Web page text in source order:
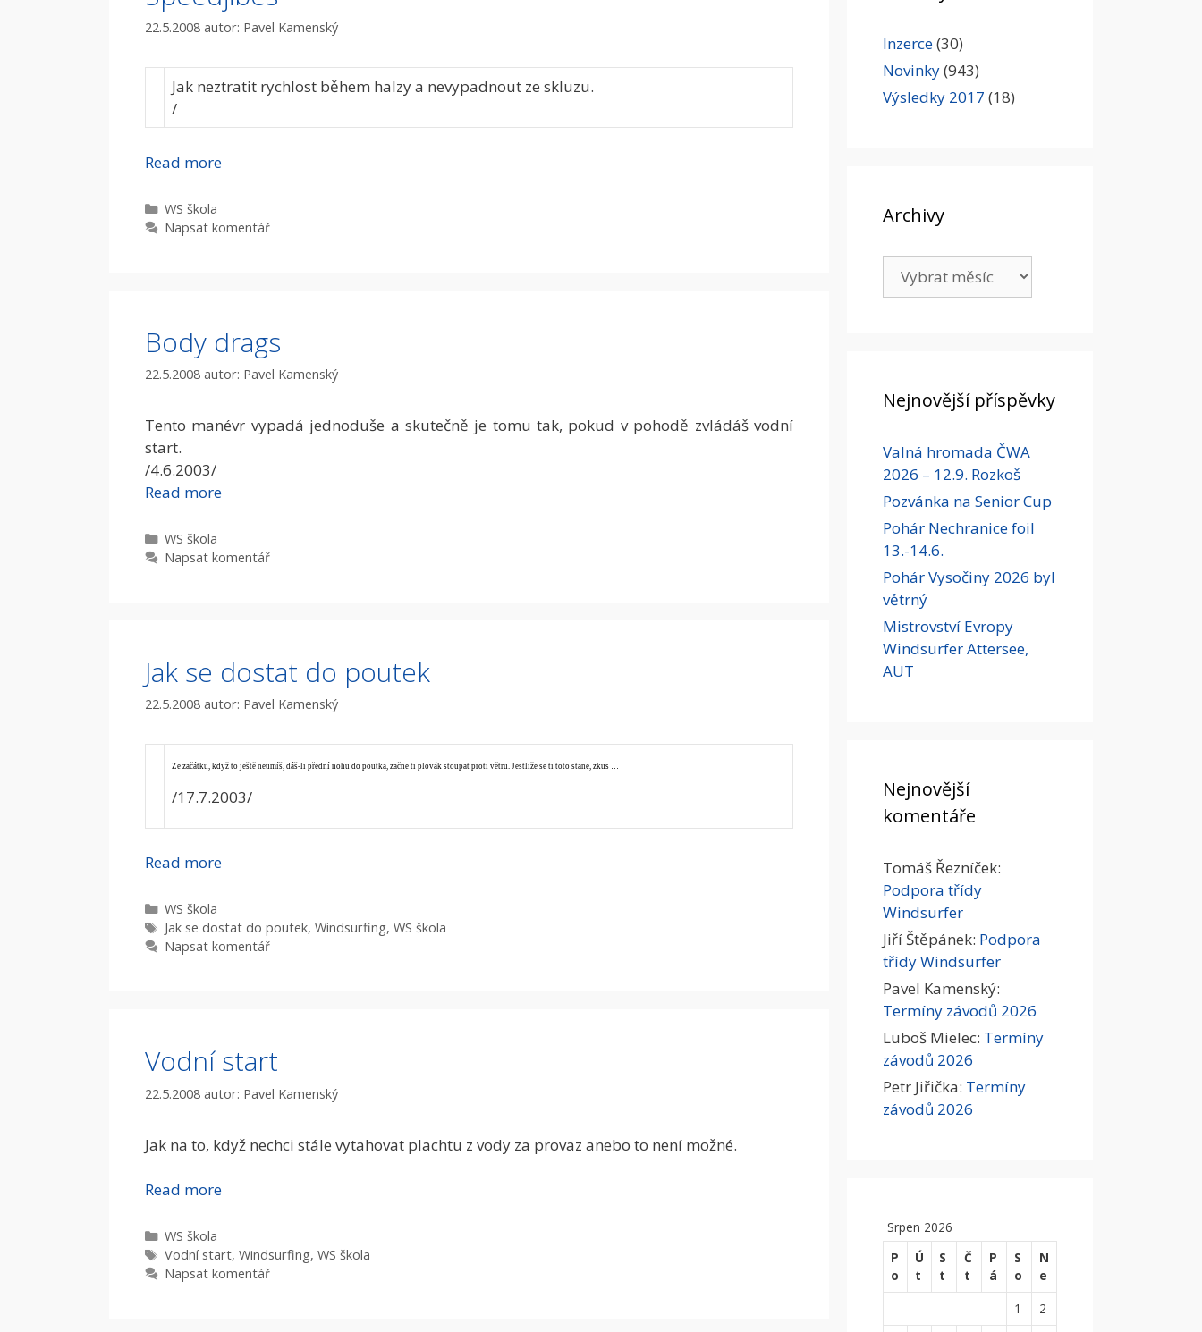
22.5.2008 autor: Pavel Kamenský
Jak neztratit rychlost během halzy a nevypadnout ze skluzu.
/
Read more
Rubriky
WS škola
Napsat komentář
Body drags
22.5.2008 autor: Pavel Kamenský
Tento manévr vypadá jednoduše a skutečně je tomu tak, pokud v pohodě zvládáš vodní
start.
/4.6.2003/
Read more
Rubriky
WS škola
Napsat komentář
Jak se dostat do poutek
22.5.2008 autor: Pavel Kamenský
Ze začátku, když to ještě neumíš, dáš-li přední nohu do poutka, začne ti plovák stoupat proti větru. Jestliže se ti toto stane, zkus …
/17.7.2003/
Read more
Rubriky
WS škola
Štítky
Jak se dostat do poutek, Windsurfing, WS škola
Napsat komentář
Vodní start
22.5.2008 autor: Pavel Kamenský
Jak na to, když nechci stále vytahovat plachtu z vody za provaz anebo to není možné.
Read more
Rubriky
WS škola
Štítky
Vodní­ start, Windsurfing, WS škola
Napsat komentář
Inzerce(30)
Novinky(943)
Výsledky 2017 (18)
Archivy
Nejnovější příspěvky
Valná hromada ČWA
2026 – 12.9. Rozkoš
Pozvánka na Senior Cup
Pohár Nechranice foil
13.-14.6.
Pohár Vysočiny 2026 byl
větrný
Mistrovství Evropy
Windsurfer Attersee,
AUT
Nejnovější
komentáře
Tomáš Řezníček:
Podpora třídy
Windsurfer
Jiří Štěpánek: Podpora
třídy Windsurfer
Pavel Kamenský:
Termíny závodů 2026
Luboš Mielec: Termíny
závodů 2026
Petr Jiřička: Termíny
závodů 2026
Srpen 2026
P
o
Ú
t
S
t
Č
t
P
á
S
o
N
e
1
2